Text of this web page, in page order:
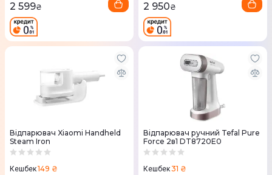
2 599₴ 2 950₴
Відпарювач Xiaomi Handheld
Steam Iron
Кешбек149 ₴
Відпарювач ручний Tefal Pure
Force 2в1 DT8720E0
Кешбек31 ₴